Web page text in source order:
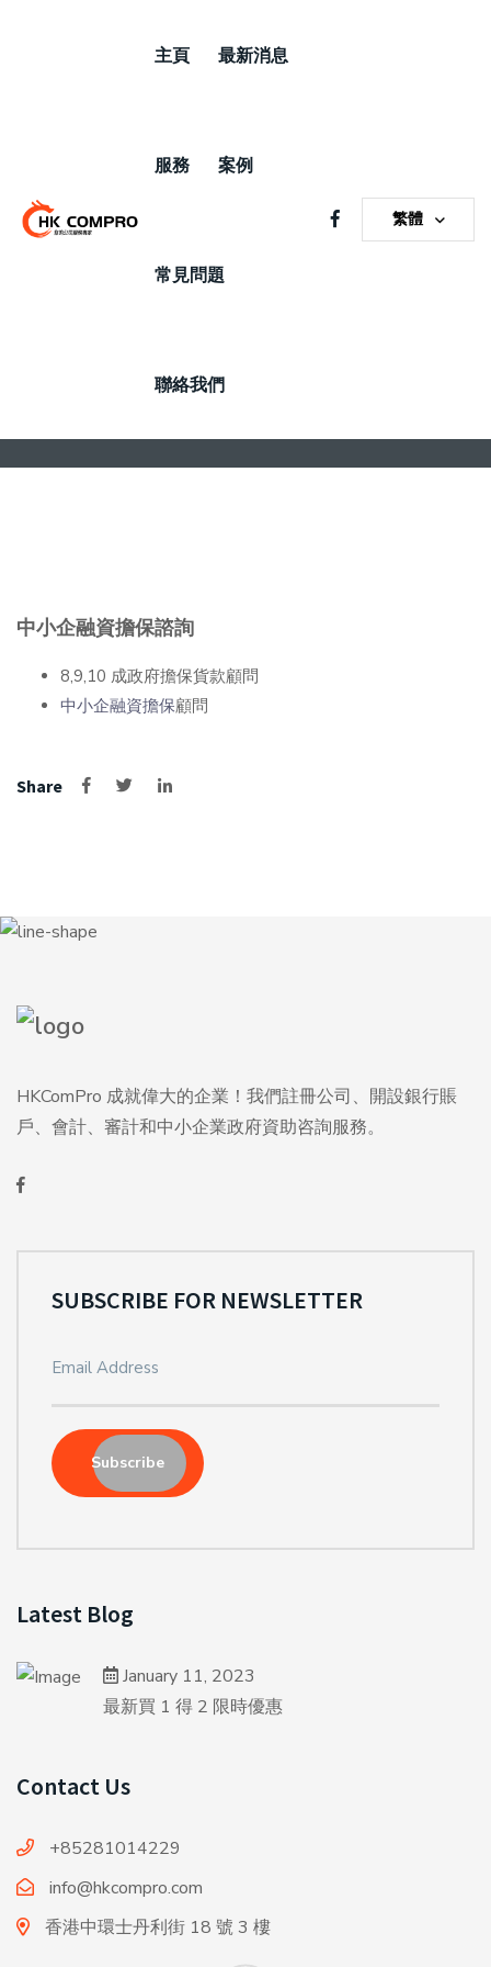
主頁 最新消息
服務 案例
常見問題
聯絡我們
繁體
Service Details
中小企融資擔保諮詢
8,9,10 成政府擔保貨款顧問
中小企融資擔保顧問
Share
HKComPro 成就偉大的企業！我們註冊公司、開設銀行賬
戶、會計、審計和中小企業政府資助咨詢服務。
SUBSCRIBE FOR NEWSLETTER
Subscribe
Contact Us
+85281014229
info@hkcompro.com
香港中環士丹利街 18 號 3 樓
Latest Blog
January 11, 2023
最新買 1 得 2 限時優惠